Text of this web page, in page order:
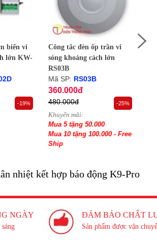
biến vi
lớn KW-
-19%
Công tắc đèn ốp trần vi
sóng khoảng cách lớn
RS03B
Mã SP: RS03B
360.000đ
480.000đ -25%
Khuyến mãi:
Mua 5 tặng 50.000
Mua 10 tặng 100.000 - Free
Ship
nhiệt kết hợp báo động K9-Pro
NGÀY ĐẢM BẢO CHẤT
Sản phẩm được vận